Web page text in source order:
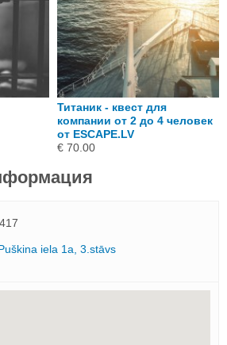
Титаник - квест для
компании от 2 до 4 человек
от ESCAPE.LV
€ 70.00
iela 1a, 3.stāvs